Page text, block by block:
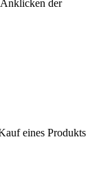
der
eines Produkts